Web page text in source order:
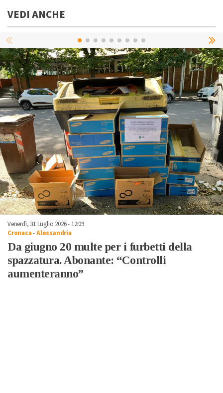
VEDI ANCHE
Venerdì, 31 Luglio 2026 - 12:09
Cronaca-Alessandria
Da giugno 20 multe per i furbetti della
spazzatura. Abonante: “Controlli
aumenteranno”